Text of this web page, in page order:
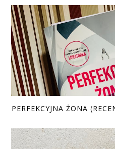
PERFEKCYJNA ŻONA